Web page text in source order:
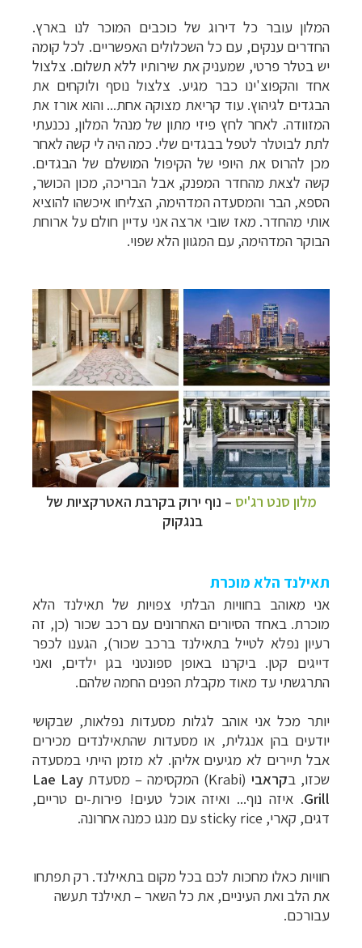
המלון עובר כל דירוג של כוכבים המוכר לנו בארץ.
החדרים ענקים, עם כל השכלולים האפשריים. לכל קומה
יש בטלר פרטי, שמעניק את שירותיו ללא תשלום. צלצול
אחד והקפוצ'ינו כבר מגיע. צלצול נוסף ולוקחים את
הבגדים לגיהוץ. עוד קריאת מצוקה אחת... והוא אורז את
המזוודה. לאחר לחץ פיזי מתון של מנהל המלון, נכנעתי
לתת לבוטלר לטפל בבגדים שלי. כמה היה לי קשה לאחר
מכן להרוס את היופי של הקיפול המושלם של הבגדים.
קשה לצאת מהחדר המפנק, אבל הבריכה, מכון הכושר,
הספא, הבר והמסעדה המדהימה, הצליחו איכשהו להוציא
אותי מהחדר. מאז שובי ארצה אני עדיין חולם על ארוחת
הבוקר המדהימה, עם המגוון הלא שפוי.
מלון סנט רג'יס – נוף ירוק בקרבת האטרקציות של
בנגקוק
תאילנד הלא מוכרת
אני מאוהב בחוויות הבלתי צפויות של תאילנד הלא
מוכרת. באחד הסיורים האחרונים עם רכב שכור (כן, זה
רעיון נפלא לטייל בתאילנד ברכב שכור), הגענו לכפר
דייגים קטן. ביקרנו באופן ספונטני בגן ילדים, ואני
התרגשתי עד מאוד מקבלת הפנים החמה שלהם.
יותר מכל אני אוהב לגלות מסעדות נפלאות, שבקושי
יודעים בהן אנגלית, או מסעדות שהתאילנדים מכירים
אבל תיירים לא מגיעים אליהן. לא מזמן הייתי במסעדה
שכזו, בקראבי (
Krabi) המקסימה – מסעדת Lae Lay
Grill. איזה נוף... ואיזה אוכל טעים! פירות-ים טריים,
דגים, קארי, sticky rice עם מנגו כמנה אחרונה.
חוויות כאלו מחכות לכם בכל מקום בתאילנד. רק תפתחו
את הלב ואת העיניים, את כל השאר – תאילנד תעשה
עבורכם.